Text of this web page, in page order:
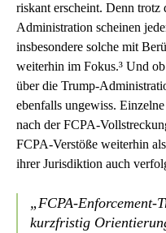
riskant erscheint. Denn trotz
Administration scheinen
insbesondere solche mit
weiterhin im Fokus.³ Und
über die Trump-
ebenfalls ungewiss.
nach der FCPA-
FCPA-Verstöße weiterhin
ihrer Jurisdiktion auch
„FCPA-Enforcement-
kurzfristig